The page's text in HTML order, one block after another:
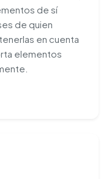
de sí
de quien
en cuenta
elementos